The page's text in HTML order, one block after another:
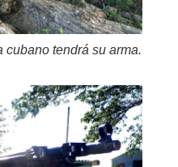
cubano tendrá su arma.